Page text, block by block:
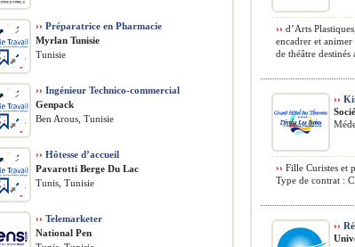
›› d’Arts
encadrer et animer
de théâtre destinés
››
›› Fille Curistes et
Type de contrat :
››
›› Préparatrice en Pharmacie
Myrlan Tunisie
Tunisie
›› Ingénieur Technico-commercial
Genpack
Ben Arous, Tunisie
›› Hôtesse d’accueil
Pavarotti Berge Du Lac
Tunis, Tunisie
›› Telemarketer
National Pen